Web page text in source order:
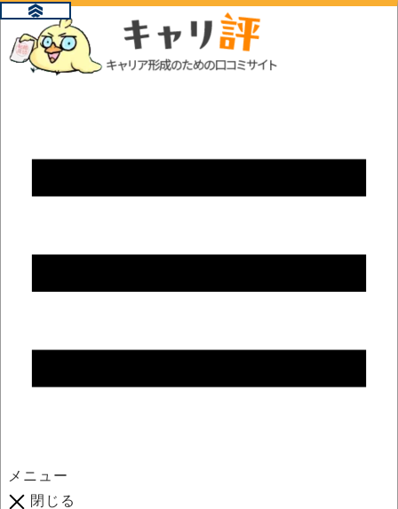
メニュー
閉じる